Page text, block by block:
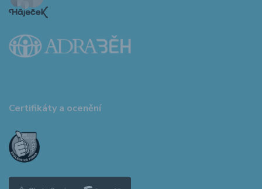
Certifikáty a ocenění